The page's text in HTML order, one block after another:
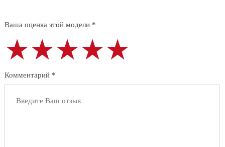
Ваша оценка этой модели *
★★★★★
★★★★★
★★★★★
Комментарий *